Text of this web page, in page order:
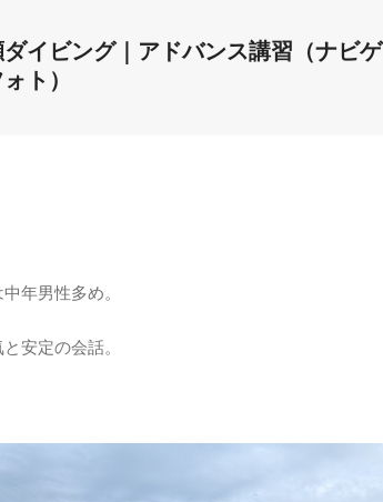
イビング｜アドバンス講習（ナビゲ
ト）
年男性多め。
安定の会話。